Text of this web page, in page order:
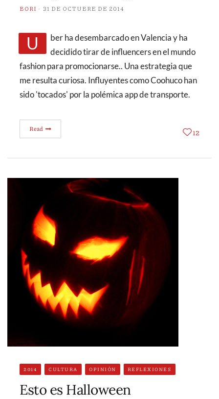
BORI 31 DE OCTUBRE DE 2014
Uber ha desembarcado en Valencia y ha
decidido tirar de influencers en el mundo
fashion para promocionarse.. Una estrategia que
me resulta curiosa. Influyentes como Coohuco han
sido 'tocados' por la polémica app de transporte.
Read 12
2014 CULTURA OPINIÓN REFLEXIONES
Esto es Halloween